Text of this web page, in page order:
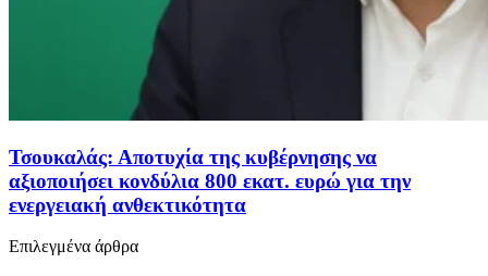
Τσουκαλάς: Αποτυχία της κυβέρνησης να
αξιοποιήσει κονδύλια 800 εκατ. ευρώ για την
ενεργειακή ανθεκτικότητα
Επιλεγμένα άρθρα